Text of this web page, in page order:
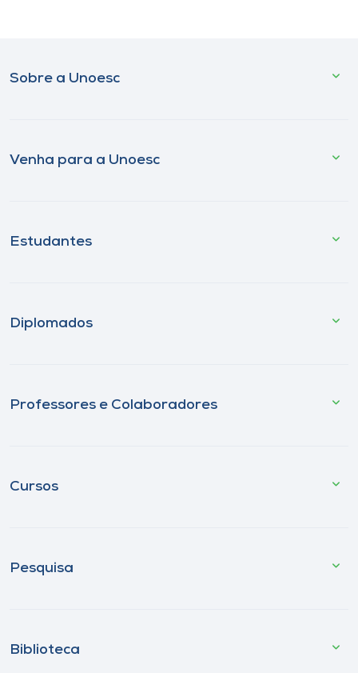
Sobre a Unoesc
Venha para a Unoesc
Estudantes
Diplomados
Professores e Colaboradores
Cursos
Pesquisa
Biblioteca